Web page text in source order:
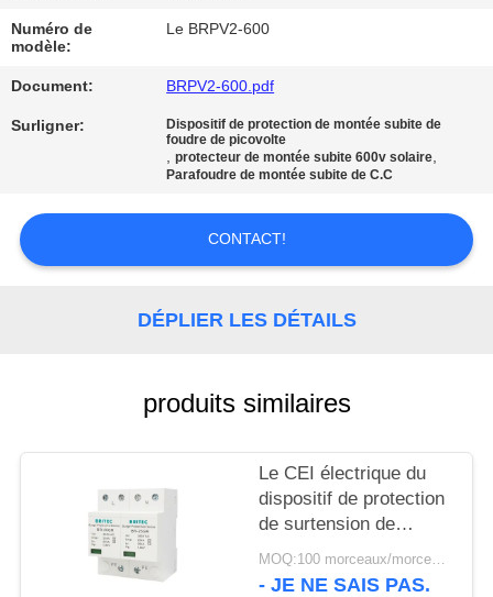
CONTACT
NOUVELLES
LES
CAS
POLITIQUE
CONFIDENTIALITÉ
Numéro de
modèle:
Le BRPV2-600
Document: BRPV2-600.pdf
Surligner:
Dispositif de protection de montée subite de
foudre de picovolte
,protecteur de montée subite 600v solaire,
Parafoudre de montée subite de C.C
CONTACT!
DÉPLIER LES DÉTAILS
produits similaires
Le CEI électrique du
dispositif de protection
de surtension de
dispositif antiparasite
de montée subite 385v
MOQ:100 morceaux/morceaux
- JE NE SAIS PAS.